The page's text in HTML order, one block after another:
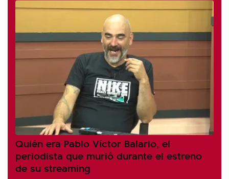
Quién era Pablo Víctor Balario, el
periodista que murió durante el estreno
de su streaming